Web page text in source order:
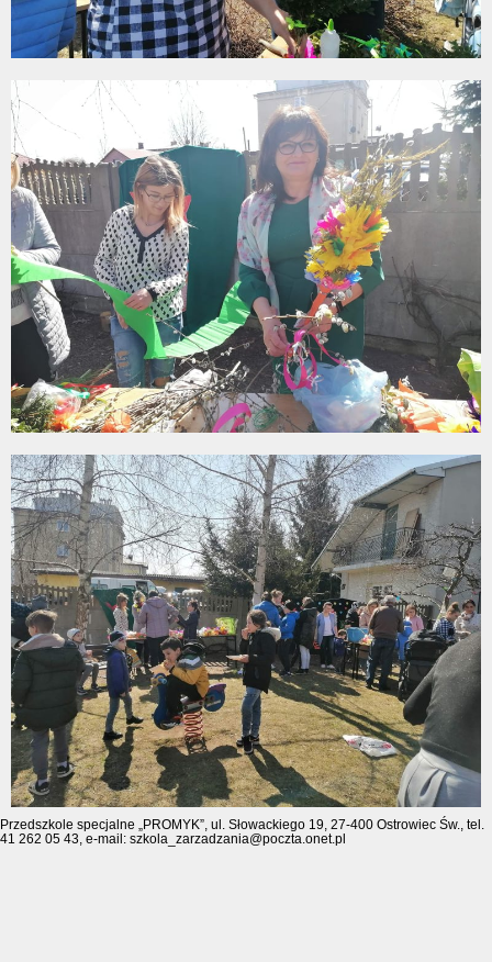
Przedszkole specjalne „PROMYK”, ul. Słowackiego 19, 27-400 Ostrowiec Św., tel.
41 262 05 43, e-mail: szkola_zarzadzania@poczta.onet.pl